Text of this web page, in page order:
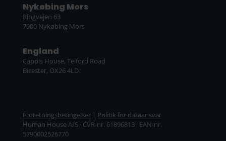
Nykøbing Mors
Ringvejen 63
7900 Nykøbing Mors
England
Cappis House, Telford Road
Bicester, OX26 4LD
Forretningsbetingelser| Politik for dataansvar
Human House A/S · CVR-nr. 61896813 · EAN-nr.
5790002526770